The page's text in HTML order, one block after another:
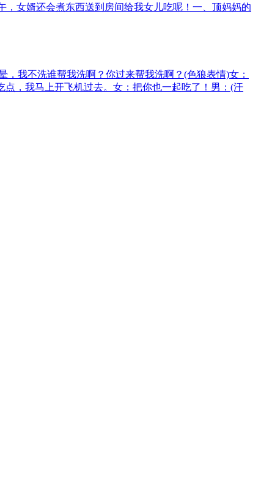
女婿还会煮东西送到房间给我女儿吃呢！一、顶妈妈的
我不洗谁帮我洗啊？你过来帮我洗啊？(色狼表情)女：
，我马上开飞机过去。女：把你也一起吃了！男：(汗